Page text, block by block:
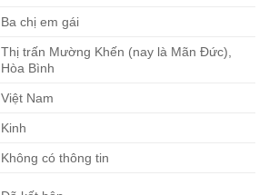
Ba chị em gái
Thị trấn Mường Khến (nay là Mãn Đức),
Hòa Bình
Việt Nam
Kinh
Không có thông tin